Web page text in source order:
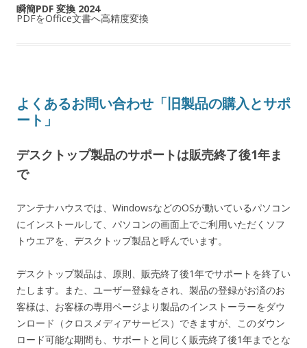
瞬簡PDF 変換 2024
PDFをOffice文書へ高精度変換
よくあるお問い合わせ「旧製品の購入とサポ
ート」
デスクトップ製品のサポートは販売終了後1年ま
で
アンテナハウスでは、WindowsなどのOSが動いているパソコン
にインストールして、パソコンの画面上でご利用いただくソフ
トウエアを、デスクトップ製品と呼んでいます。
デスクトップ製品は、原則、販売終了後1年でサポートを終了い
たします。また、ユーザー登録をされ、製品の登録がお済のお
客様は、お客様の専用ページより製品のインストーラーをダウ
ンロード（クロスメディアサービス）できますが、このダウン
ロード可能な期間も、サポートと同じく販売終了後1年までとな